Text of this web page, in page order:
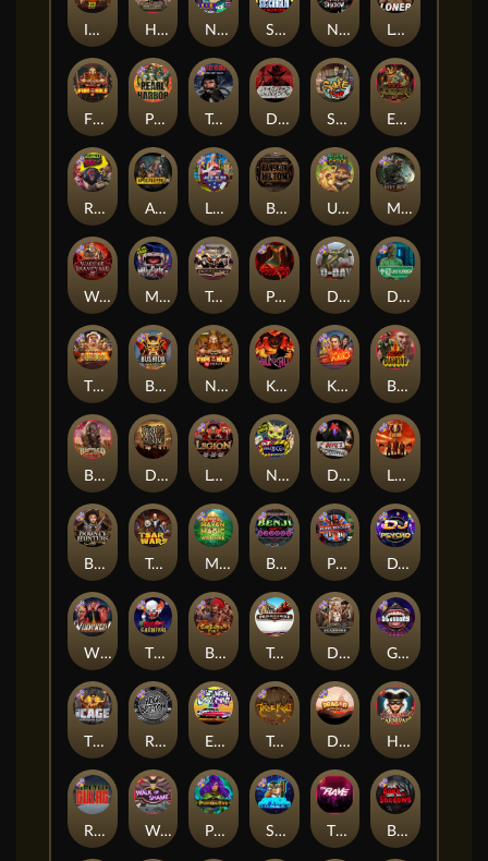
Nexus Blood & Shadow
Kill Em All Blood Diamond
Dead, Dead, or Deader
Nexus Fire In The Hole xBomb
Dead Men Walking
Tsar Wars
Home of the Brave
Munchies
Skate or Die
Stockholm Syndrome
Apocalypse Super xNudge Bangkok Hilton
Nexus Outsourced
Loner
Fire In The Hole xBomb
Tombstone No Mercy
Roadkill
Kiss My Chainsaw
Book Of Shadows
Rock Bottom
The Cage
Space Donkey
Nine To Five
Bounty Hunters xNudge®
Land of the Free
Warrior Graveyard xNudge
Little Bighorn
Benji Killed in Vegas
Barbarian Fury
Poison Eve
Devil's Crossroad
Dragon Tribe
Evil Goblins xBomb
Gluttony
Mayan Magic Wildfire
Possessed
Legion X
Deadwood xNudge
Disturbed
DJ Psycho
Buffalo Hunter
Tombstone
Punk Rocker
East Coast Vs West Coast
The Creepy Carnival
Pearl Harbor
Whacked
Infectious 5 xWays
Harlequin Carnival
Walk of Shame
Misery Mining
True Grit Redemption
Remember Gulag
True kult
Bushido Way xNudge
D Day
The Border
Ugliest Catch
The Rave